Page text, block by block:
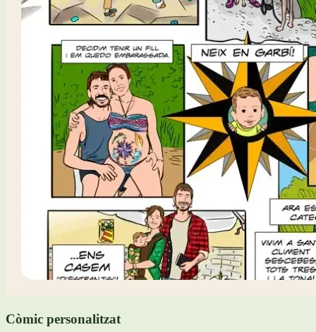
Còmic personalitzat